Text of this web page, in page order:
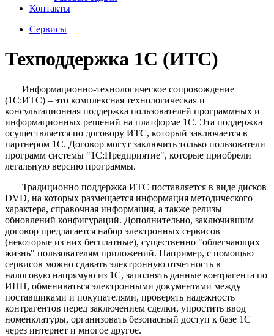
Контакты
Сервисы
Техподдержка 1С (ИТС)
Информационно-технологическое сопровождение
(1С:ИТС) – это комплексная технологическая и
консультационная поддержка пользователей программных и
информационных решений на платформе 1С. Эта поддержка
осуществляется по договору ИТС, который заключается в
партнером 1С. Договор могут заключить только пользователи
программ системы "1С:Предприятие", которые приобрели
легальную версию программы.
Традиционно поддержка ИТС поставляется в виде дисков
DVD, на которых размещается информация методического
характера, справочная информация, а также релизы
обновлений конфигураций. Дополнительно, заключившим
договор предлагается набор электронных сервисов
(некоторые из них бесплатные), существенно "облегчающих
жизнь" пользователям приложений. Например, с помощью
сервисов можно сдавать электронную отчетность в
налоговую напрямую из 1С, заполнять данные контрагента по
ИНН, обмениваться электронными документами между
поставщиками и покупателями, проверять надежность
контрагентов перед заключением сделки, упростить ввод
номенклатуры, организовать безопасный доступ к базе 1С
через интернет и многое другое.